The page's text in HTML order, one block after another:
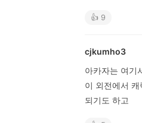
👍 9
cjkumho3
아카자는 여기
이 외전에서
되기도 하고